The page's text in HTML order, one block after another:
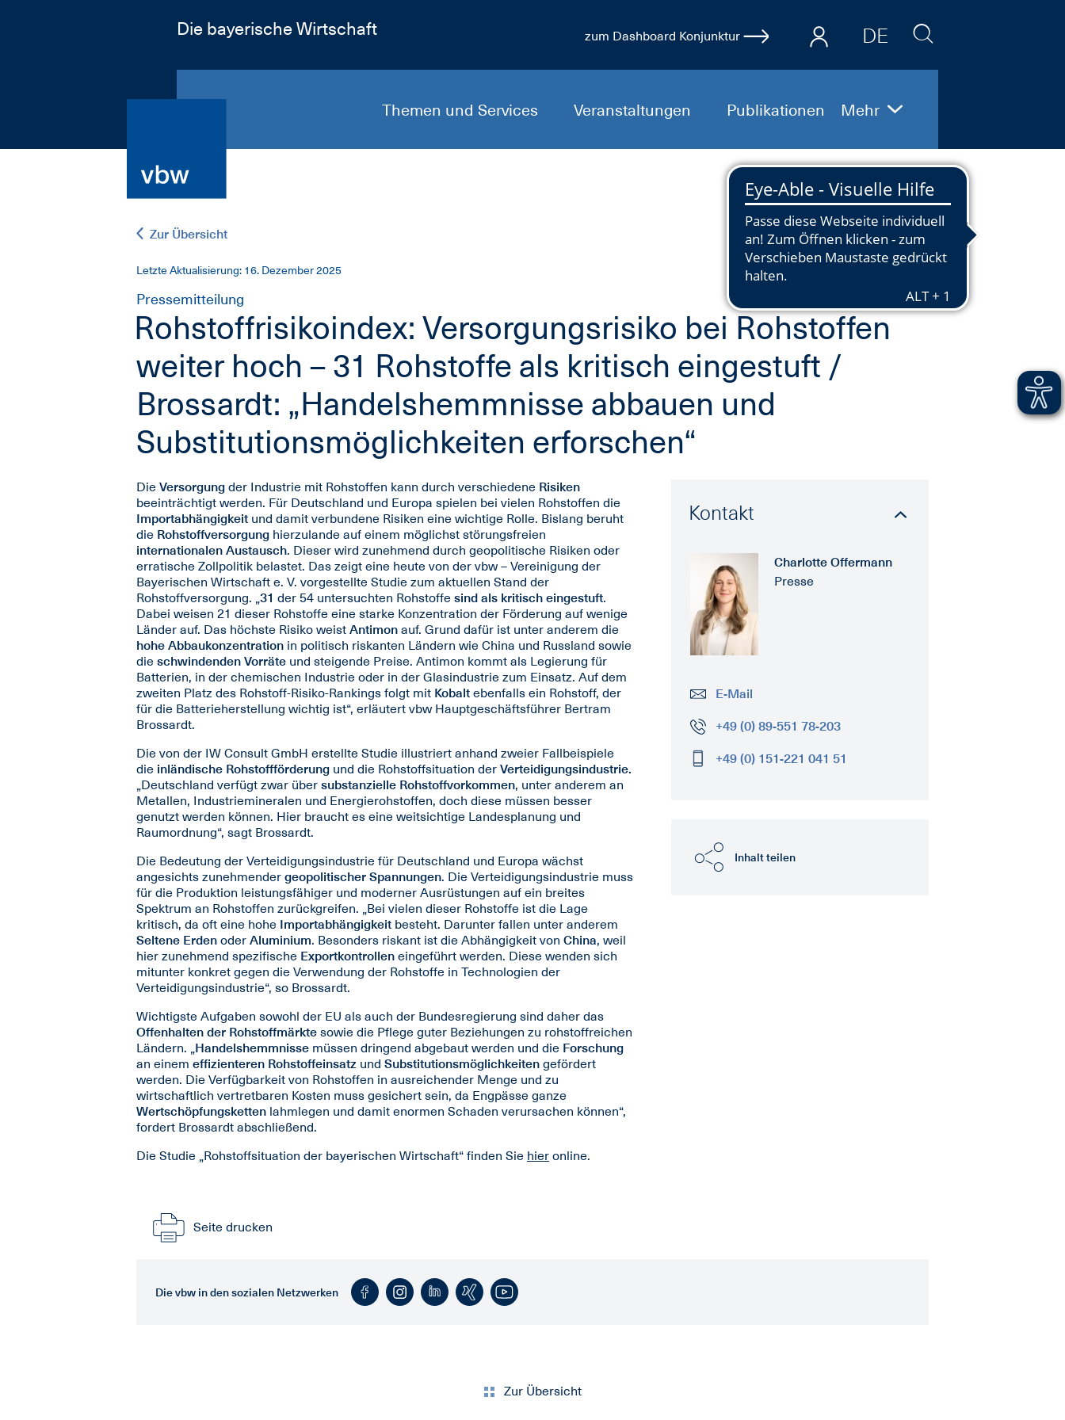
Die bayerische Wirtschaft zum Dashboard Konjunktur
DE
EN
Mehr
Themen und Services Veranstaltungen Publikationen
Zur Übersicht
Letzte Aktualisierung: 16. Dezember 2025
Pressemitteilung
Rohstoffrisikoindex: Versorgungsrisiko bei Rohstoffen
weiter hoch – 31 Rohstoffe als kritisch eingestuft /
Brossardt: „Handelshemmnisse abbauen und
Substitutionsmöglichkeiten erforschen“
Kontakt
Charlotte Offermann
Presse
E-Mail
+49 (0) 89-551 78-203
+49 (0) 151-221 041 51
Inhalt teilen
Die Versorgung der Industrie mit Rohstoffen kann durch verschiedene Risiken
beeinträchtigt werden. Für Deutschland und Europa spielen bei vielen Rohstoffen die
Importabhängigkeit und damit verbundene Risiken eine wichtige Rolle. Bislang beruht
die Rohstoffversorgung hierzulande auf einem möglichst störungsfreien
internationalen Austausch. Dieser wird zunehmend durch geopolitische Risiken oder
erratische Zollpolitik belastet. Das zeigt eine heute von der vbw – Vereinigung der
Bayerischen Wirtschaft e. V. vorgestellte Studie zum aktuellen Stand der
Rohstoffversorgung. „31 der 54 untersuchten Rohstoffe sind als kritisch eingestuft.
Dabei weisen 21 dieser Rohstoffe eine starke Konzentration der Förderung auf wenige
Länder auf. Das höchste Risiko weist Antimon auf. Grund dafür ist unter anderem die
hohe Abbaukonzentration in politisch riskanten Ländern wie China und Russland sowie
die schwindenden Vorräte und steigende Preise. Antimon kommt als Legierung für
Batterien, in der chemischen Industrie oder in der Glasindustrie zum Einsatz. Auf dem
zweiten Platz des Rohstoff-Risiko-Rankings folgt mit Kobalt ebenfalls ein Rohstoff, der
für die Batterieherstellung wichtig ist“, erläutert vbw Hauptgeschäftsführer Bertram
Brossardt.
Die von der IW Consult GmbH erstellte Studie illustriert anhand zweier Fallbeispiele
die inländische Rohstoffförderung und die Rohstoffsituation der Verteidigungsindustrie.
„Deutschland verfügt zwar über substanzielle Rohstoffvorkommen, unter anderem an
Metallen, Industriemineralen und Energierohstoffen, doch diese müssen besser
genutzt werden können. Hier braucht es eine weitsichtige Landesplanung und
Raumordnung“, sagt Brossardt.
Die Bedeutung der Verteidigungsindustrie für Deutschland und Europa wächst
angesichts zunehmender geopolitischer Spannungen. Die Verteidigungsindustrie muss
für die Produktion leistungsfähiger und moderner Ausrüstungen auf ein breites
Spektrum an Rohstoffen zurückgreifen. „Bei vielen dieser Rohstoffe ist die Lage
kritisch, da oft eine hohe Importabhängigkeit besteht. Darunter fallen unter anderem
Seltene Erden oder Aluminium. Besonders riskant ist die Abhängigkeit von China, weil
hier zunehmend spezifische Exportkontrollen eingeführt werden. Diese wenden sich
mitunter konkret gegen die Verwendung der Rohstoffe in Technologien der
Verteidigungsindustrie“, so Brossardt.
Wichtigste Aufgaben sowohl der EU als auch der Bundesregierung sind daher das
Offenhalten der Rohstoffmärkte sowie die Pflege guter Beziehungen zu rohstoffreichen
Ländern. „Handelshemmnisse müssen dringend abgebaut werden und die Forschung
an einem effizienteren Rohstoffeinsatz und Substitutionsmöglichkeiten gefördert
werden. Die Verfügbarkeit von Rohstoffen in ausreichender Menge und zu
wirtschaftlich vertretbaren Kosten muss gesichert sein, da Engpässe ganze
Wertschöpfungsketten lahmlegen und damit enormen Schaden verursachen können“,
fordert Brossardt abschließend.
Die Studie „Rohstoffsituation der bayerischen Wirtschaft“ finden Sie hier online.
Seite drucken
Die vbw in den sozialen Netzwerken
Zur Übersicht